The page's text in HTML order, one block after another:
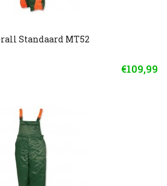
Standaard MT52
€109,99